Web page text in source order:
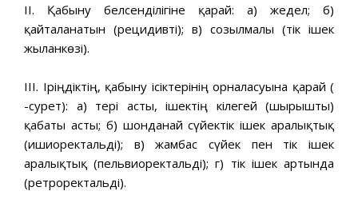
ІІ. Қабыну белсенділігіне қарай: а) жедел; б)
қайталанатын (рецидивті); в) созылмалы (тік ішек
жыланкөзі).
ІІІ. Іріңдіктің, қабыну ісіктерінің орналасуына қарай (
-сурет): а) тері асты, ішектің кілегей (шырышты)
қабаты асты; б) шонданай сүйектік ішек аралықтық
(ишиоректальді); в) жамбас сүйек пен тік ішек
аралықтық (пельвиоректальді); г) тік ішек артында
(ретроректальді).